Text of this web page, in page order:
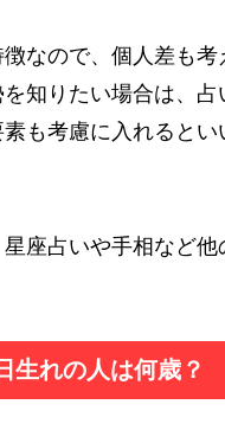
なので、個人差も考
知りたい場合は、占
も考慮に入れるとい
座占いや手相など他
生れの人は何歳？